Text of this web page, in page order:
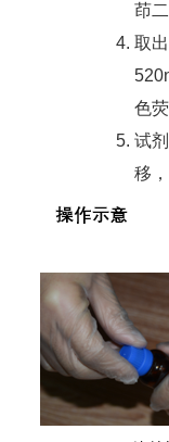
茚
取
色
试
移